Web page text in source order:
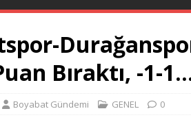
Bıraktı, -1-
Boyabat Gündemi GENEL 0